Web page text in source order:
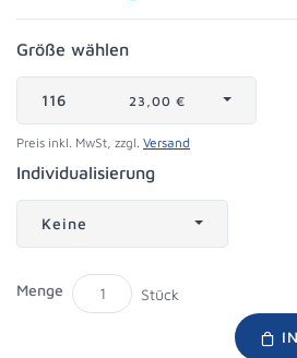
Größe wählen
116 23,00 €
Preis inkl. MwSt, zzgl. Versand
Individualisierung
Keine
Menge Stück